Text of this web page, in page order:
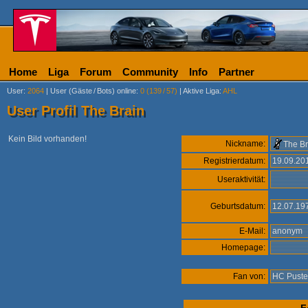
Home Liga Forum Community Info Partner
User: 2064 | User (Gäste/ Bots) online: 0 (139/57) | Aktive Liga: AHL
User Profil The Brain
Kein Bild vorhanden! Nickname:
The
Registrierdatum:
Useraktivität:
Geburtsdatum:
E-Mail:
anonym
Homepage:
Fan von: HC